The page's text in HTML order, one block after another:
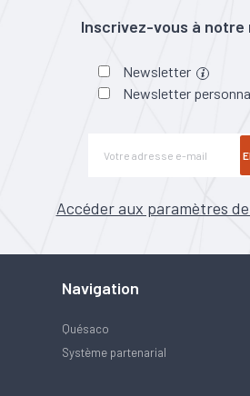
Inscrivez-vous à
Newsletter
Newsletter
Accéder aux paramètres
Navigation
Quésaco
Système partenarial